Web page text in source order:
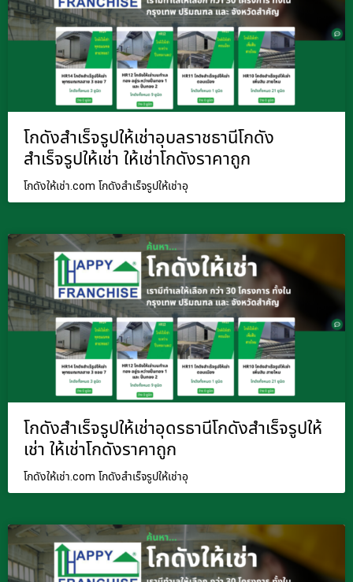
โกดังสำเร็จรูปให้เช่าอุบลราชธานีโกดัง
สำเร็จรูปให้เช่า ให้เช่าโกดังราคาถูก
โกดังให้เช่า.com โกดังสำเร็จรูปให้เช่าอุ
โกดังสำเร็จรูปให้เช่าอุดรธานีโกดังสำเร็จรูปให้
เช่า ให้เช่าโกดังราคาถูก
โกดังให้เช่า.com โกดังสำเร็จรูปให้เช่าอุ